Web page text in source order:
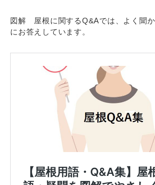
図解 屋根に関するQ&Aでは、よく聞
にお答えしています。